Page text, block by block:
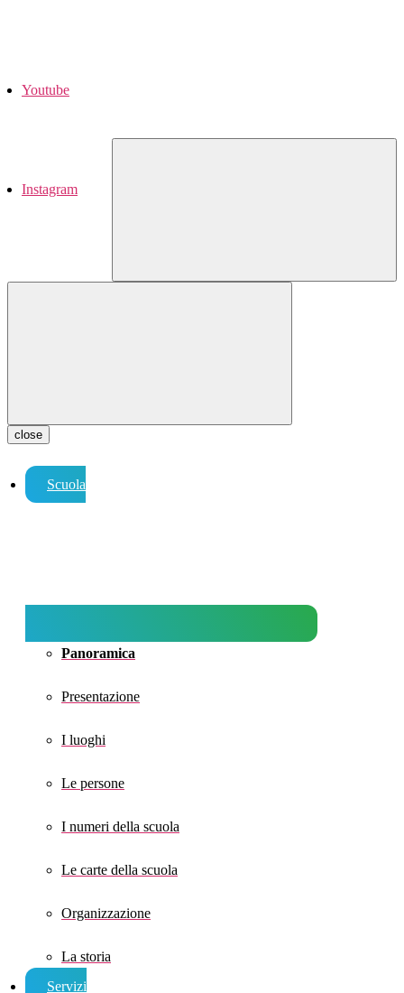
Youtube
Instagram
close
Scuola
Panoramica
Presentazione
I luoghi
Le persone
I numeri della scuola
Le carte della scuola
Organizzazione
La storia
Servizi